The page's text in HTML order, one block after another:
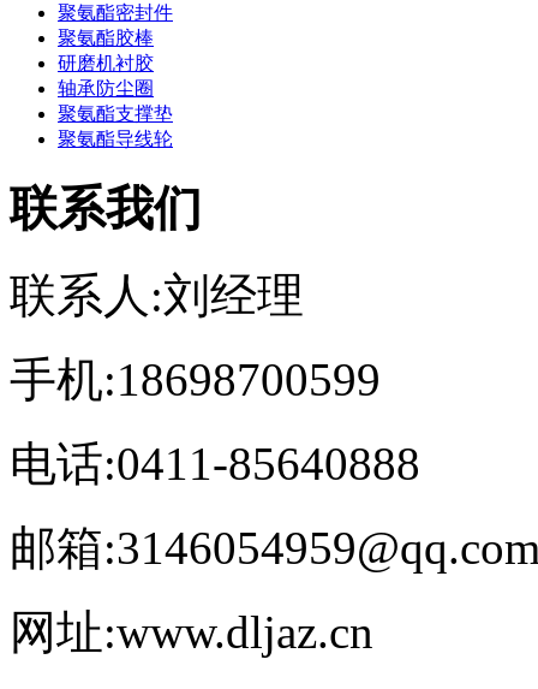
聚氨酯密封件
聚氨酯胶棒
研磨机衬胶
轴承防尘圈
聚氨酯支撑垫
聚氨酯导线轮
联系我们
联系人:刘经理
手机:18698700599
电话:0411-85640888
邮箱
网址:www.dljaz.cn